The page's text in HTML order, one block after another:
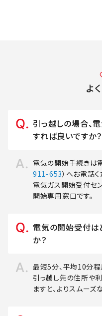
よ
引っ越しの場合、
すれば良いですか？
電気の開始手続きは
911-653）へお電話く
電気ガス開始受付セ
開始専用窓口です。
電気の開始受付は
か？
最短5分、平均10分程
引っ越し先の住所や
ますと、よりスムーズ